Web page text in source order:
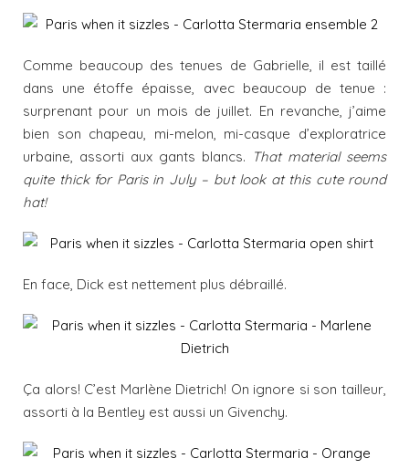
Comme beaucoup des tenues de Gabrielle, il est taillé
dans une étoffe épaisse, avec beaucoup de tenue :
surprenant pour un mois de juillet. En revanche, j’aime
bien son chapeau, mi-melon, mi-casque d’exploratrice
urbaine, assorti aux gants blancs. That material seems
quite thick for Paris in July – but look at this cute round
hat!
En face, Dick est nettement plus débraillé.
Ça alors! C’est Marlène Dietrich! On ignore si son tailleur,
assorti à la Bentley est aussi un Givenchy.